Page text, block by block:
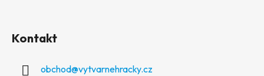
Kontakt
obchod@vytvarnehracky.cz